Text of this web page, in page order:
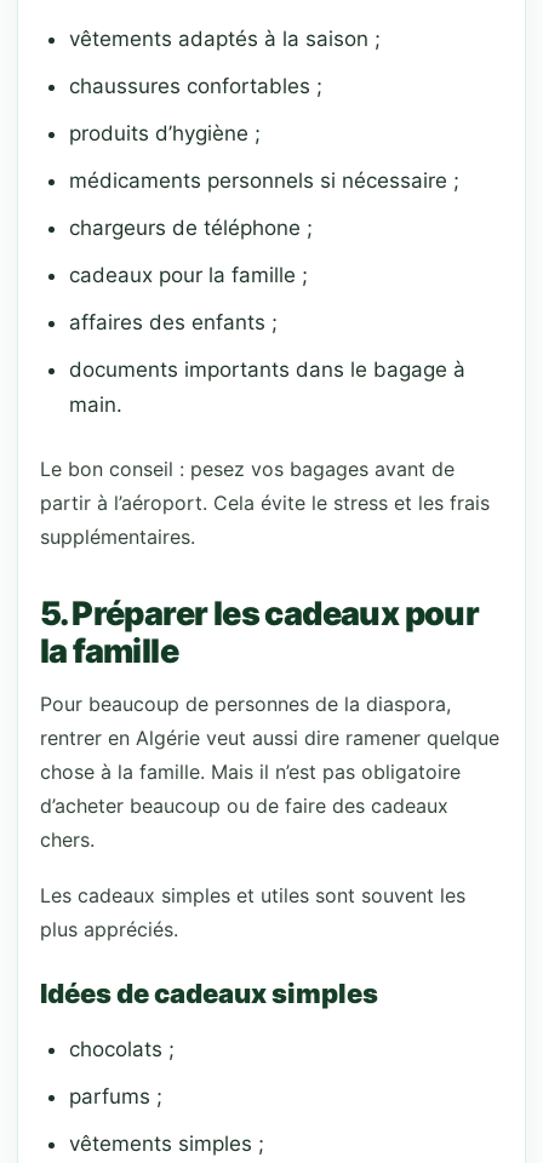
vêtements adaptés à la saison ;
chaussures confortables ;
produits d’hygiène ;
médicaments personnels si nécessaire ;
chargeurs de téléphone ;
cadeaux pour la famille ;
affaires des enfants ;
documents importants dans le bagage à
main.
Le bon conseil : pesez vos bagages avant de
partir à l’aéroport. Cela évite le stress et les frais
supplémentaires.
5. Préparer les cadeaux pour
la famille
Pour beaucoup de personnes de la diaspora,
rentrer en Algérie veut aussi dire ramener quelque
chose à la famille. Mais il n’est pas obligatoire
d’acheter beaucoup ou de faire des cadeaux
chers.
Les cadeaux simples et utiles sont souvent les
plus appréciés.
Idées de cadeaux simples
chocolats ;
parfums ;
vêtements simples ;